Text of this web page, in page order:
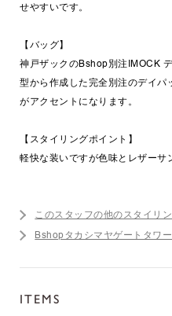
せやすいです。
【バッグ】
神戸ザックのBshop別注IMOCK デ
型から作成した完全別注のデイパ
がアクセントになります。
【スタイリングポイント】
軽快な装いですが色味とレザーサ
このスタッフの他のスタイリ
Bshopタカシマヤゲートタワ
ITEMS